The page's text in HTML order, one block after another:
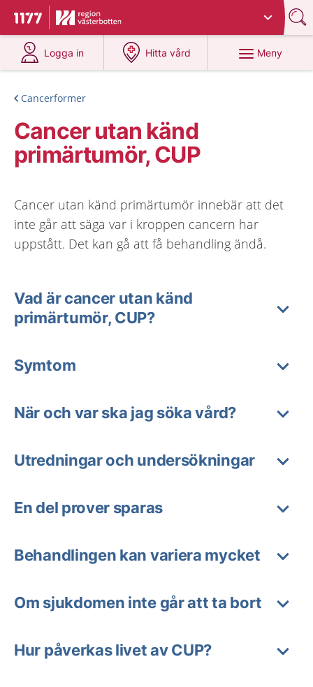
Till startsidan för 1177
Du har valt region
Logga in
på 1177.se
Hitta vård
på 1177.se
Meny
Cancerformer
Cancer utan känd
primärtumör, CUP
Cancer utan känd primärtumör innebär att det
inte går att säga var i kroppen cancern har
uppstått. Det kan gå att få behandling ändå.
Vad är cancer utan känd
primärtumör, CUP?
Symtom
När och var ska jag söka vård?
Utredningar och undersökningar
En del prover sparas
Behandlingen kan variera mycket
Om sjukdomen inte går att ta bort
Hur påverkas livet av CUP?